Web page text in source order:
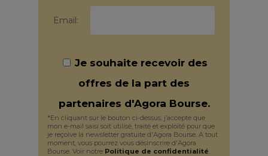
Email:
Je souhaite recevoir des
offres de la part des
partenaires d'Agora Bourse.
*En cliquant sur le bouton ci-dessus, j’accepte que
mon e-mail saisi soit utilisé, traité et exploité pour que
je reçoive la newsletter gratuite d'Agora Bourse. A tout
moment, vous pourrez vous désinscrire d'Agora
Bourse. Voir notre Politique de confidentialité.